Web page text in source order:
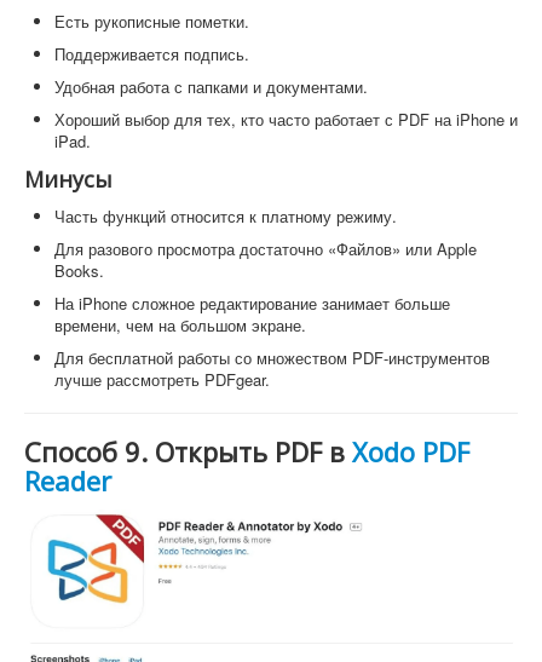
Есть рукописные пометки.
Поддерживается подпись.
Удобная работа с папками и документами.
Хороший выбор для тех, кто часто работает с PDF на iPhone и
iPad.
Минусы
Часть функций относится к платному режиму.
Для разового просмотра достаточно «Файлов» или Apple
Books.
На iPhone сложное редактирование занимает больше
времени, чем на большом экране.
Для бесплатной работы со множеством PDF-инструментов
лучше рассмотреть PDFgear.
Способ 9. Открыть PDF в Xodo PDF
Reader